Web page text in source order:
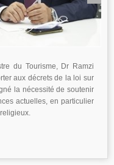
du Tourisme, Dr Ramzi
aux décrets de la loi sur
la nécessité de soutenir
actuelles, en particulier